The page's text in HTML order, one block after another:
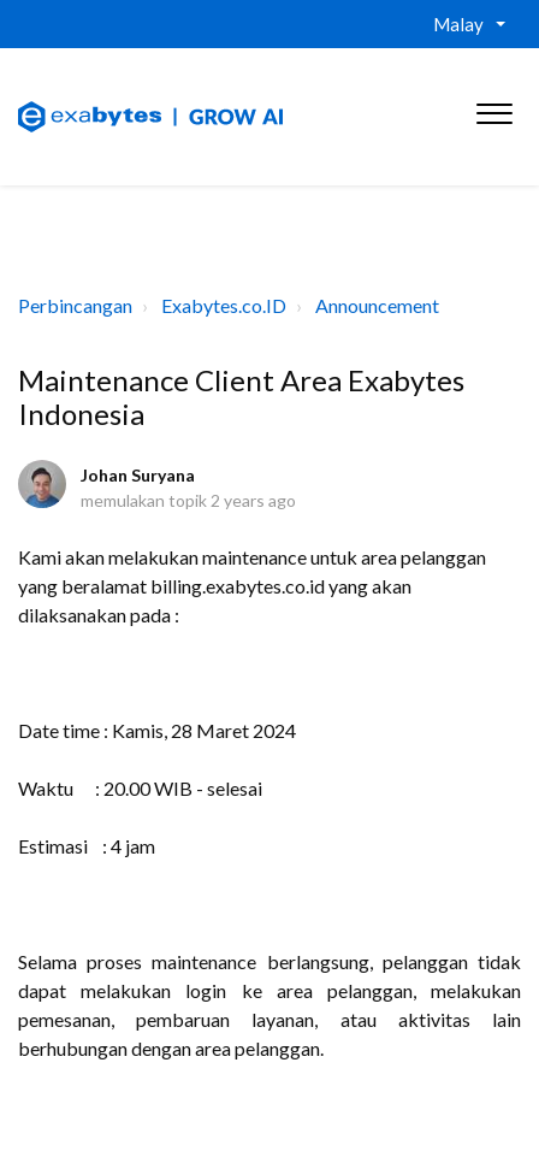
Malay
Perbincangan Exabytes.co.ID Announcement
Maintenance Client Area Exabytes
Indonesia
Johan Suryana
memulakan topik 2 years ago
Kami akan melakukan maintenance untuk area pelanggan
yang beralamat billing.exabytes.co.id yang akan
dilaksanakan pada :
Date time : Kamis, 28 Maret 2024
Waktu : 20.00 WIB - selesai
Estimasi : 4 jam
Selama proses maintenance berlangsung, pelanggan tidak
dapat melakukan login ke area pelanggan, melakukan
pemesanan, pembaruan layanan, atau aktivitas lain
berhubungan dengan area pelanggan.